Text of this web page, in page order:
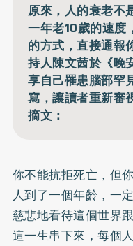
原來，人的衰老不
一年老10歲的速度
的方式，直接通報
持人陳文茜於《晚
享自己罹患腦部罕
寫，讓讀者重新審
摘文：
你不能抗拒死亡，但
人到了一個年齡，一
慈悲地看待這個世界
這一生串下來，每個